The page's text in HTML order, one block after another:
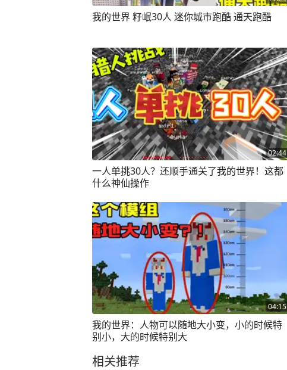
我的世界 籽岷30人 迷你城市跑酷 通天跑酷
02:44
一人单挑30人？还顺手通关了我的世界！这都
什么神仙操作
04:15
我的世界：人物可以随地大小变，小的时候特
别小，大的时候特别大
相关推荐